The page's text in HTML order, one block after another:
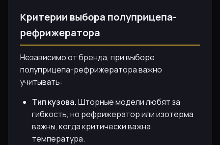
Критерии выбора полуприцепа-
рефрижератора
Независимо от бренда, при выборе
полуприцепа-рефрижератора важно
учитывать:
Тип кузова.Шторные модели любят за
гибкость, но рефрижератор или изотерма
важны, когда критически важна
температура.